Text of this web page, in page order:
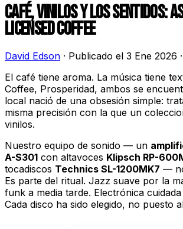
CAFÉ, VINILOS Y LOS SENTIDOS:
LICENSED COFFEE
David Edson · Publicado el 3 Ene 2026 ·
El café tiene aroma. La música tiene
Coffee, Prosperidad, ambos se
local nació de una obsesión simple:
misma precisión con la que un
vinilos.
Nuestro equipo de sonido — un
A-S301 con altavoces Klipsch RP-
tocadiscos Technics SL-1200MK7 —
Es parte del ritual. Jazz suave por la
funk a media tarde. Electrónica
Cada disco ha sido elegido, no puesto